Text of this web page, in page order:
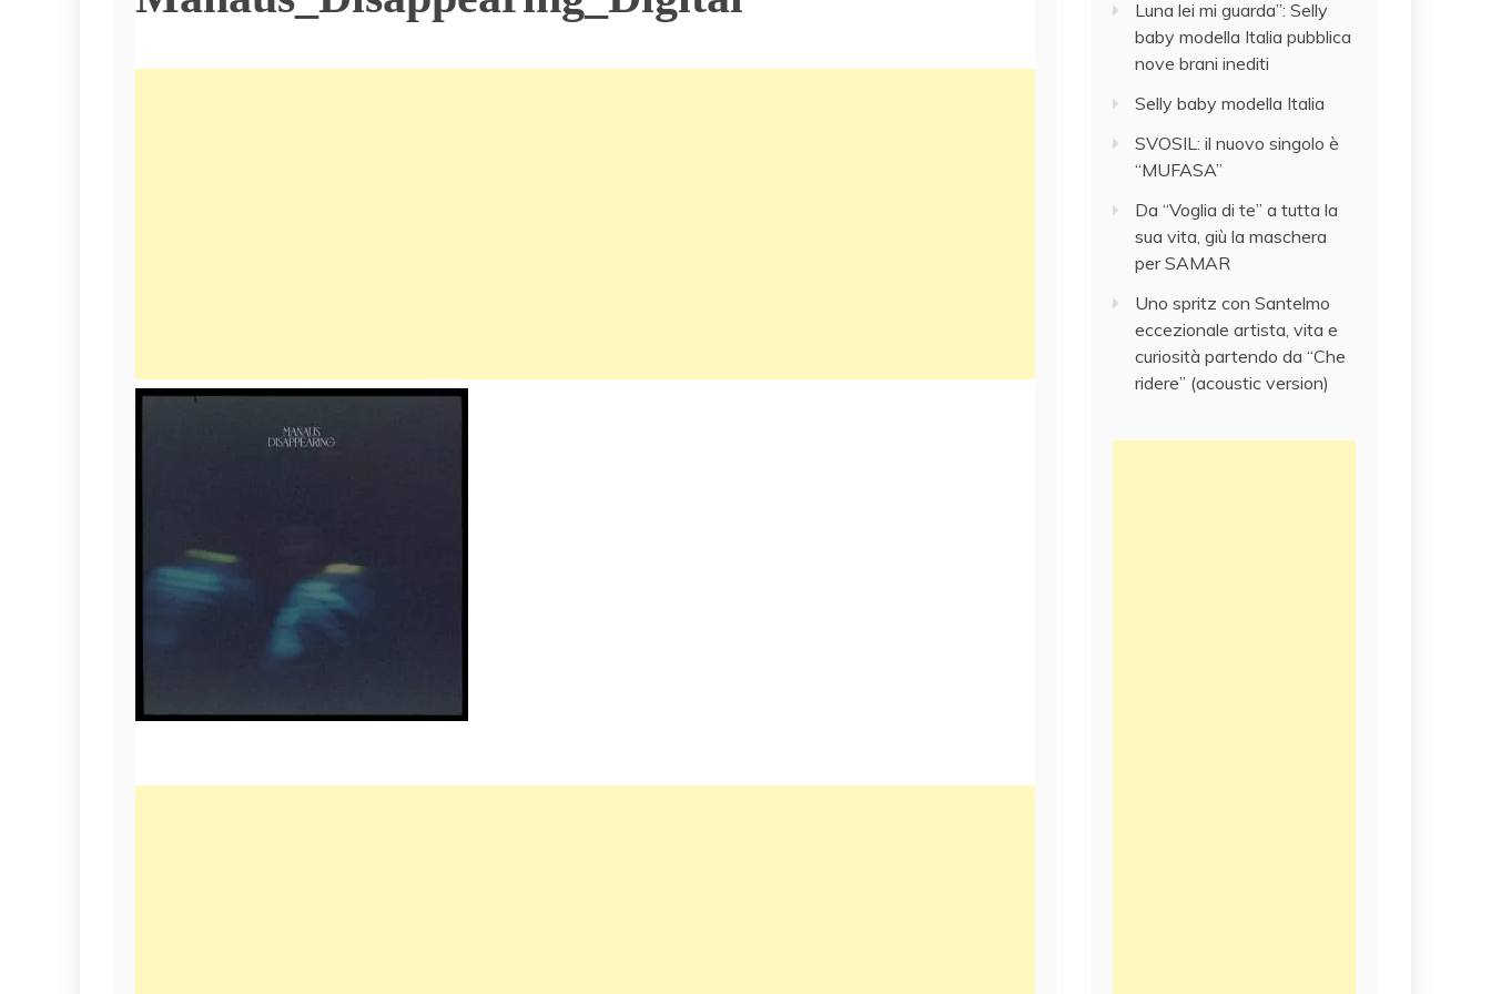
Luna lei mi guarda”: Selly
baby modella Italia pubblica
nove brani inediti
Selly baby modella Italia
SVOSIL: il nuovo singolo è
“MUFASA”
Da “Voglia di te” a tutta la
sua vita, giù la maschera
per SAMAR
Uno spritz con Santelmo
eccezionale artista, vita e
curiosità partendo da “Che
ridere” (acoustic version)